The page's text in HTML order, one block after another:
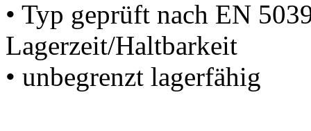
• Typ geprüft nach EN
Lagerzeit/Haltbarkeit
• unbegrenzt lagerfähig